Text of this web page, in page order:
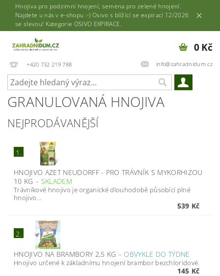
Hnojiva pro podzimní hnojení, semena pro zelené hnojení.
Najdete u nás v e-shopu :-) Osivo s blížící se expirací 12/2026
se slevou! Kategorie OSIVO EXPIRACE.
+420 732 219 788 info@zahradnidum.cz
0 Kč
GRANULOVANÁ HNOJIVA
NEJPRODÁVANĚJŠÍ
1.
HNOJIVO AZET NEUDORFF - PRO TRÁVNÍK S MYKORHIZOU
10 KG– SKLADEM
Trávníkové hnojivo je organické dlouhodobě působící plné
hnojivo...
539 Kč
2.
HNOJIVO NA BRAMBORY 2,5 KG – OBVYKLE DO TÝDNE
Hnojivo určené k základnímu hnojení brambor bezchloridové.
145 Kč